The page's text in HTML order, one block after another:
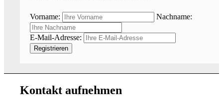
Vorname: Nachname:
E-Mail-Adresse:
Kontakt aufnehmen